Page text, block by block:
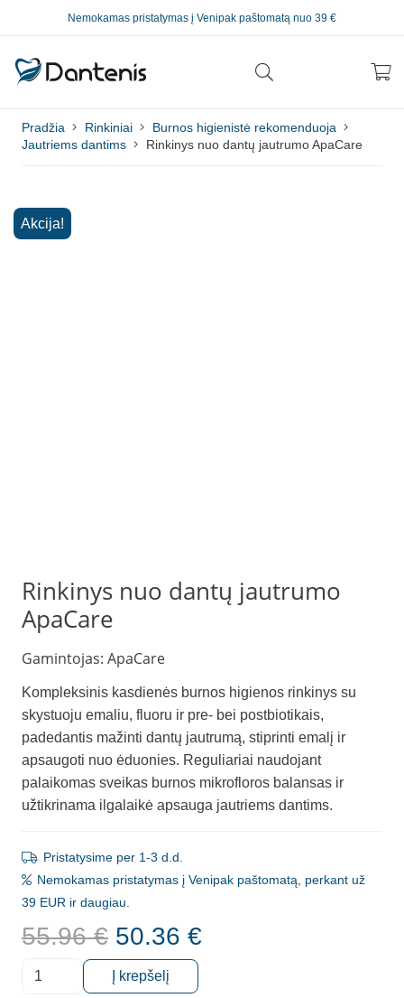
Nemokamas pristatymas į Venipak paštomatą nuo 39 €
Pradžia Rinkiniai
Burnos higienistė rekomenduoja
Jautriems dantims
Rinkinys nuo dantų jautrumo ApaCare
Akcija!
Rinkinys nuo dantų jautrumo
ApaCare
Gamintojas: ApaCare
Kompleksinis kasdienės burnos higienos rinkinys su
skystuoju emaliu, fluoru ir pre- bei postbiotikais,
padedantis mažinti dantų jautrumą, stiprinti emalį ir
apsaugoti nuo ėduonies. Reguliariai naudojant
palaikomas sveikas burnos mikrofloros balansas ir
užtikrinama ilgalaikė apsauga jautriems dantims.
Pristatysime per 1-3 d.d.
Nemokamas pristatymas į Venipak paštomatą, perkant už
39 EUR ir daugiau.
55.96€ Original
price
was:
50.36 €
produkto
Į krepšelį